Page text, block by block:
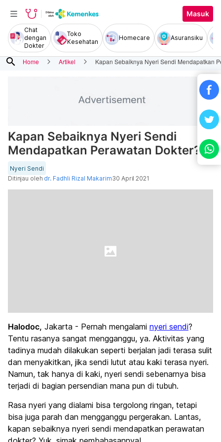
Masuk
Chat
dengan
Dokter
Toko
Kesehatan
Homecare Asuransiku
search Home Artikel Kapan Sebaiknya Nyeri Sendi Mendapatkan
Kapan Sebaiknya Nyeri Sendi
Mendapatkan Perawatan Dokter?
Nyeri Sendi
Ditinjau oleh dr. Fadhli Rizal Makarim30 April 2021
Halodoc, Jakarta - Pernah mengalami nyeri sendi?
Tentu rasanya sangat mengganggu, ya. Aktivitas yang
tadinya mudah dilakukan seperti berjalan jadi terasa sulit
dan menyakitkan, jika sendi lutut atau kaki terasa nyeri.
Namun, tak hanya di kaki, nyeri sendi sebenarnya bisa
terjadi di bagian persendian mana pun di tubuh.
Rasa nyeri yang dialami bisa tergolong ringan, tetapi
bisa juga parah dan mengganggu pergerakan. Lantas,
kapan sebaiknya nyeri sendi mendapatkan perawatan